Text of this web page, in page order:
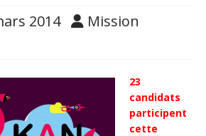
2014
Mission
23
candidats
participent
cette